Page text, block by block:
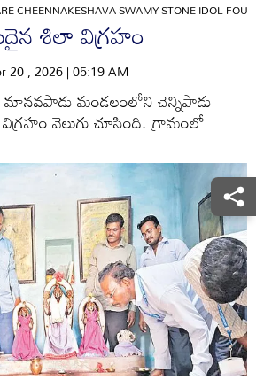
CHEENNAKESHAVA SWAMY STONE IDOL
శిలా విగ్రహం
20 , 2026 | 05:19 AM
మానవపాడు మండలంలోని చెన్నిపాడు
వెలుగు చూసింది. గ్రామంలో